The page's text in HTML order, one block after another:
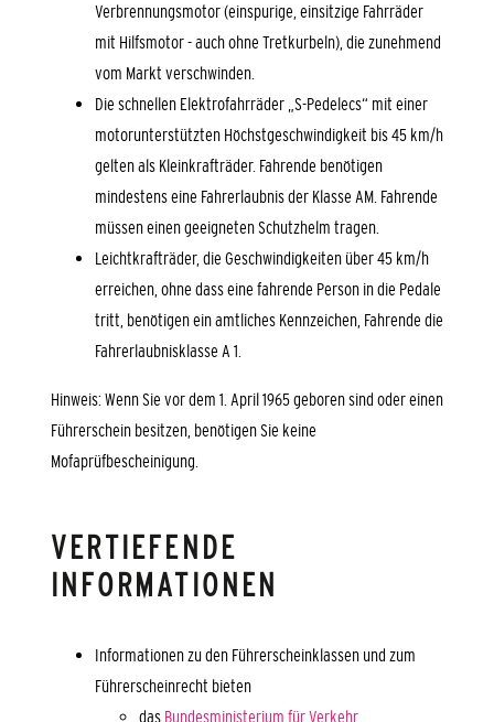
Verbrennungsmotor (einspurige, einsitzige Fahrräder
mit Hilfsmotor - auch ohne Tretkurbeln), die zunehmend
vom Markt verschwinden.
Die schnellen Elektrofahrräder „S-Pedelecs“ mit einer
motorunterstützten Höchstgeschwindigkeit bis 45 km/h
gelten als Kleinkrafträder. Fahrende benötigen
mindestens eine Fahrerlaubnis der Klasse AM. Fahrende
müssen einen geeigneten Schutzhelm tragen.
Leichtkrafträder, die Geschwindigkeiten über 45 km/h
erreichen, ohne dass eine fahrende Person in die Pedale
tritt, benötigen ein amtliches Kennzeichen, Fahrende die
Fahrerlaubnisklasse A 1.
Hinweis: Wenn Sie vor dem 1. April 1965 geboren sind oder einen
Führerschein besitzen, benötigen Sie keine
Mofaprüfbescheinigung.
VERTIEFENDE
INFORMATIONEN
Informationen zu den Führerscheinklassen und zum
Führerscheinrecht bieten
das Bundesministerium für Verkehr